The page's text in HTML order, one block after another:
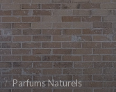
Parfums Naturels